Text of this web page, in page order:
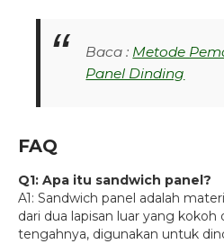
Baca : Metode
Panel Dinding
FAQ
Q1: Apa itu sandwich panel?
A1: Sandwich panel adalah
dari dua lapisan luar yang kokoh
tengahnya, digunakan untuk